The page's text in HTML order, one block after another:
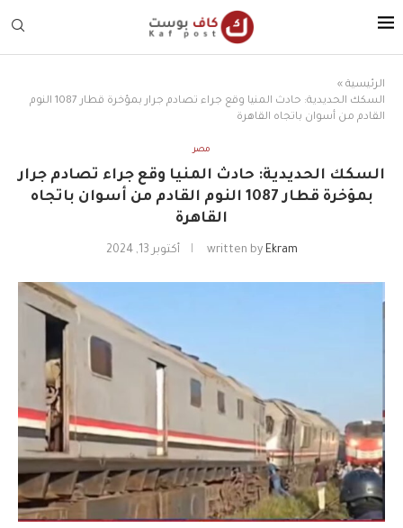
الرئيسية »
السكك الحديدية: حادث المنيا وقع جراء تصادم جرار بمؤخرة قطار 1087 النوم
القادم من أسوان باتجاه القاهرة
مصر
السكك الحديدية: حادث المنيا وقع جراء تصادم جرار
بمؤخرة قطار 1087 النوم القادم من أسوان باتجاه
القاهرة
written by Ekram أكتوبر 13, 2024